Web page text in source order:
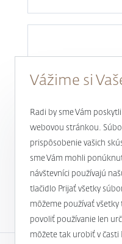
Novinky a
Vážime si
Radi by sme Vám
webovou stránkou.
prispôsobenie vašich
sme Vám mohli
návštevníci používajú
tlačidlo Prijať všetky
môžeme používať všetky
povoliť používanie len
môžete tak urobiť v časti